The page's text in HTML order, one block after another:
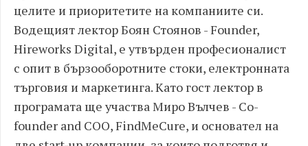
целите и приоритетите на компаниите си.
Водещият лектор Боян Стоянов - Founder,
Hireworks Digital, е утвърден професионалист
с опит в бързооборотните стоки, електронната
търговия и маркетинга. Като гост лектор в
програмата ще участва Миро Вълчев - Co-
founder and COO, FindMeCure, и основател на